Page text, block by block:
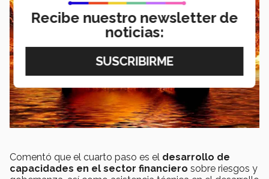
Comentó que el cuarto paso es el desarrollo de
capacidades en el sector financiero sobre riesgos y
Recibe nuestro newsletter de
noticias: